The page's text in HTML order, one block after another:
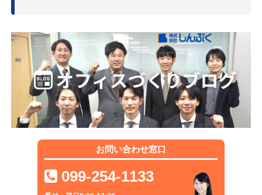
お問い合わせ窓口
099-254-1133